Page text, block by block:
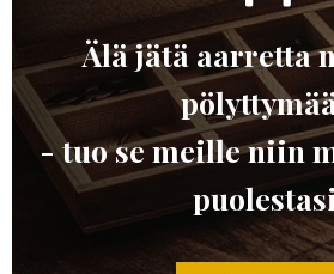
Älä jätä aarretta
- tuo se meille niin